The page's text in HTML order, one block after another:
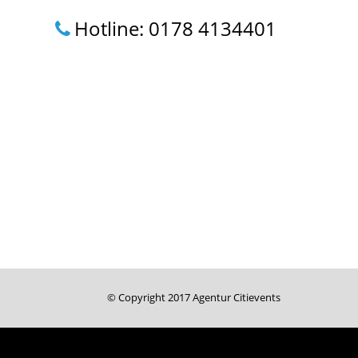
Hotline: 0178 4134401
© Copyright 2017 Agentur Citievents